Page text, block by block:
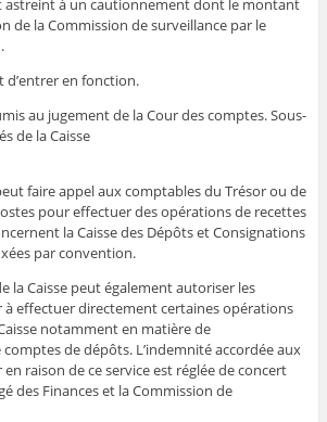
astreint à un cautionnement dont le montant
de la Commission de surveillance par le
d’entrer en fonction.
au jugement de la Cour des comptes. Sous-
de la Caisse
faire appel aux comptables du Trésor ou de
pour effectuer des opérations de recettes
la Caisse des Dépôts et Consignations
par convention.
la Caisse peut également autoriser les
à effectuer directement certaines opérations
notamment en matière de
de dépôts. L’indemnité accordée aux
raison de ce service est réglée de concert
des Finances et la Commission de